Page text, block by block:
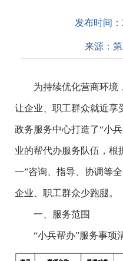
发布时间：
来源：
为持续优化营商环境
让企业、职工群众就近享
政务服务中心打造了“小
业的帮代办服务队伍，根
一”咨询、指导、协调等
企业、职工群众少跑腿。
一、服务范围
“小兵帮办”服务事项